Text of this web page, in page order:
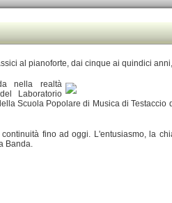
al pianoforte, dai cinque ai quindici
nella realtà
Laboratorio
Scuola Popolare di Musica di Testaccio
fino ad oggi. L'entusiasmo, la
Banda.